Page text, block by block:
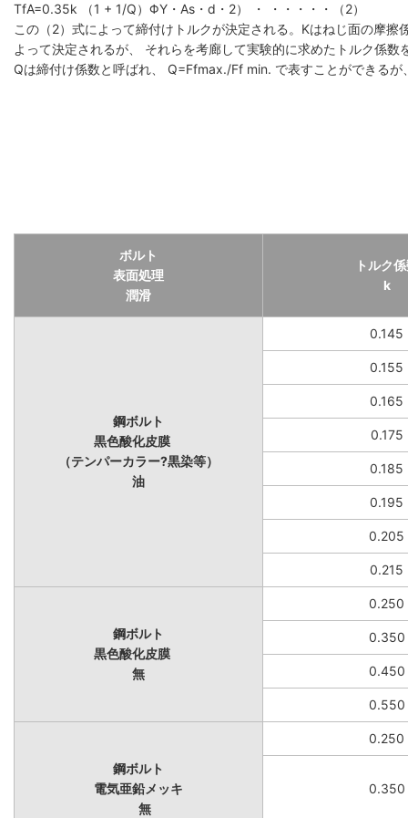
TfA=0.35k （1 + 1/Q）ΦY・As・d・2） ・ ・・・・・（2）
この（2）式によって締付けトルクが決定される。Kはねじ面の摩擦
よって決定されるが、 それらを考廊して実験的に求めたトルク係数
Qは締付け係数と呼ばれ、 Q=Ffmax./Ff min. で表すことができるが
ボルト
表面処理
潤滑
トルク
k
鋼ボルト
黒色酸化皮膜
（テンパーカラー?黒染等）
油
0.145
0.155
0.165
0.175
0.185
0.195
0.205
0.215
鋼ボルト
黒色酸化皮膜
無
0.250
0.350
0.450
0.550
鋼ボルト
電気亜鉛メッキ
無
0.250
0.350